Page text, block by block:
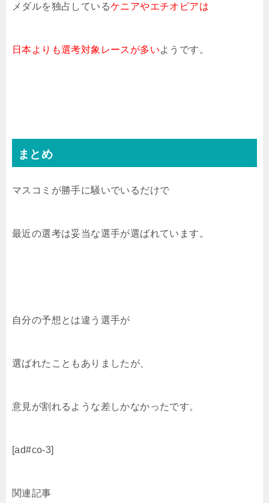
メダルを独占しているケニアやエチオピアは
日本よりも選考対象レースが多いようです。
まとめ
マスコミが勝手に騒いでいるだけで
最近の選考は妥当な選手が選ばれています。
自分の予想とは違う選手が
選ばれたこともありましたが、
意見が割れるような差しかなかったです。
[ad#co-3]
関連記事